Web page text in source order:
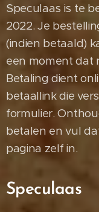
Speculaas is te
2022. Je
(indien betaald)
een moment dat
Betaling dient
betaallink die
formulier.
betalen en vul
pagina zelf in.
Speculaas